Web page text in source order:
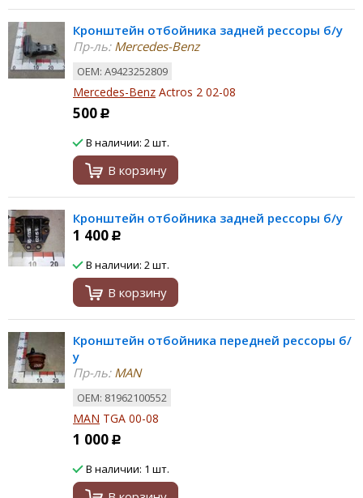
Кронштейн отбойника задней рессоры б/у
Пр-ль:Mercedes-Benz
ОЕМ: A9423252809
Mercedes-Benz Actros 2 02-08
500 Р
В наличии: 2 шт.
В корзину
Кронштейн отбойника задней рессоры б/у
1 400 Р
В наличии: 2 шт.
В корзину
Кронштейн отбойника передней рессоры б/
у
Пр-ль:MAN
ОЕМ: 81962100552
MAN TGA 00-08
1 000 Р
В наличии: 1 шт.